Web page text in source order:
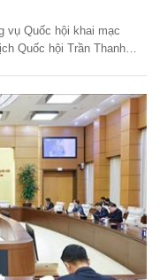
vụ Quốc hội khai mạc
Quốc hội Trần Thanh